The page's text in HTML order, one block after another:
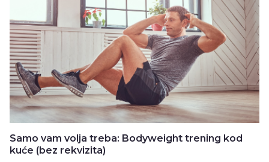
Samo vam volja treba: Bodyweight trening kod
kuće (bez rekvizita)